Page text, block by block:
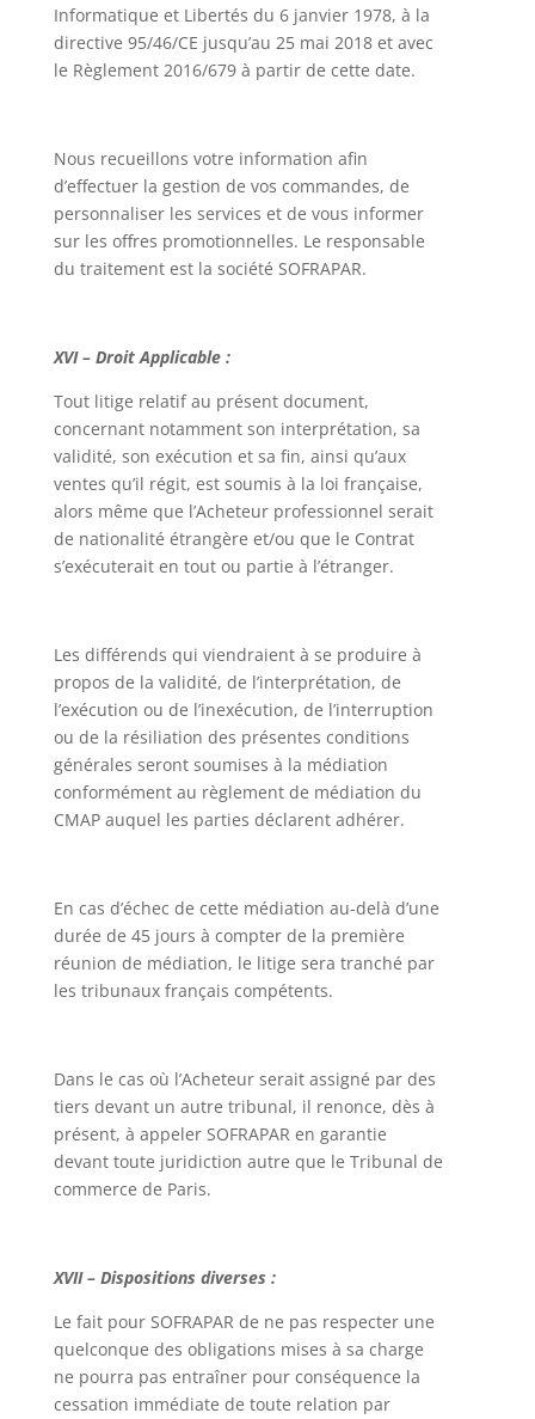
Informatique et Libertés du 6 janvier 1978, à la
directive 95/46/CE jusqu’au 25 mai 2018 et avec
le Règlement 2016/679 à partir de cette date.
Nous recueillons votre information afin
d’effectuer la gestion de vos commandes, de
personnaliser les services et de vous informer
sur les offres promotionnelles. Le responsable
du traitement est la société SOFRAPAR.
XVI – Droit Applicable :
Tout litige relatif au présent document,
concernant notamment son interprétation, sa
validité, son exécution et sa fin, ainsi qu’aux
ventes qu’il régit, est soumis à la loi française,
alors même que l’Acheteur professionnel serait
de nationalité étrangère et/ou que le Contrat
s’exécuterait en tout ou partie à l’étranger.
Les différends qui viendraient à se produire à
propos de la validité, de l’interprétation, de
l’exécution ou de l’inexécution, de l’interruption
ou de la résiliation des présentes conditions
générales seront soumises à la médiation
conformément au règlement de médiation du
CMAP auquel les parties déclarent adhérer.
En cas d’échec de cette médiation au-delà d’une
durée de 45 jours à compter de la première
réunion de médiation, le litige sera tranché par
les tribunaux français compétents.
Dans le cas où l’Acheteur serait assigné par des
tiers devant un autre tribunal, il renonce, dès à
présent, à appeler SOFRAPAR en garantie
devant toute juridiction autre que le Tribunal de
commerce de Paris.
XVII – Dispositions diverses :
Le fait pour SOFRAPAR de ne pas respecter une
quelconque des obligations mises à sa charge
ne pourra pas entraîner pour conséquence la
cessation immédiate de toute relation par